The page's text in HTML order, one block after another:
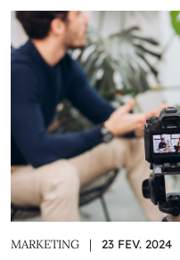
MARKETING | 23 FEV. 2024